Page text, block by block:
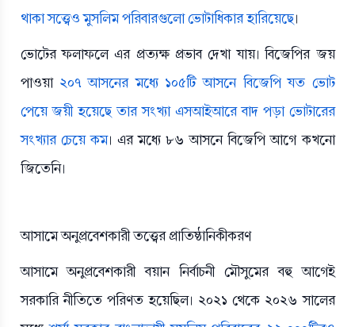
থাকা সত্ত্বেও মুসলিম পরিবারগুলো ভোটাধিকার হারিয়েছে।
ভোটের ফলাফলে এর প্রত্যক্ষ প্রভাব দেখা যায়। বিজেপির জয়
পাওয়া ২০৭ আসনের মধ্যে ১০৫টি আসনে বিজেপি যত ভোট
পেয়ে জয়ী হয়েছে তার সংখ্যা এসআইআরে বাদ পড়া ভোটারের
সংখ্যার চেয়ে কম। এর মধ্যে ৮৬ আসনে বিজেপি আগে কখনো
জিতেনি।
আসামে অনুপ্রবেশকারী তত্ত্বের প্রাতিষ্ঠানিকীকরণ
আসামে অনুপ্রবেশকারী বয়ান নির্বাচনী মৌসুমের বহু আগেই
সরকারি নীতিতে পরিণত হয়েছিল। ২০২১ থেকে ২০২৬ সালের